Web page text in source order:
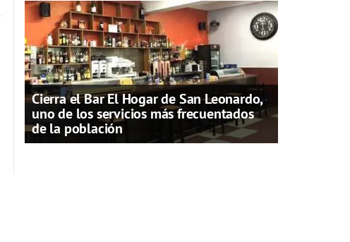
Cierra el Bar El Hogar de San Leonardo,
uno de los servicios más frecuentados
de la población